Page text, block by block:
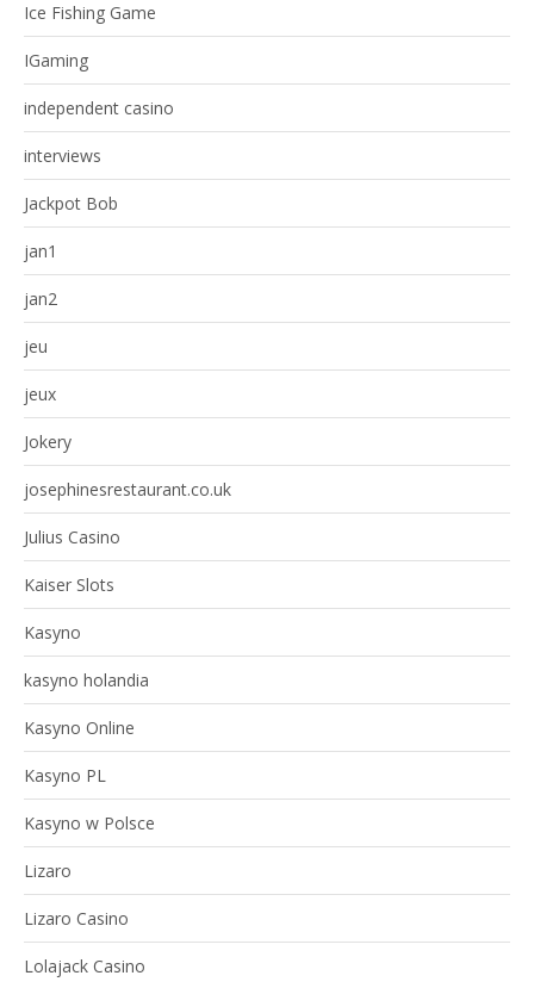
Ice Fishing Game
IGaming
independent casino
interviews
Jackpot Bob
jan1
jan2
jeu
jeux
Jokery
josephinesrestaurant.co.uk
Julius Casino
Kaiser Slots
Kasyno
kasyno holandia
Kasyno Online
Kasyno PL
Kasyno w Polsce
Lizaro
Lizaro Casino
Lolajack Casino